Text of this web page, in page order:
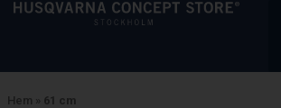
Hem » 61 cm